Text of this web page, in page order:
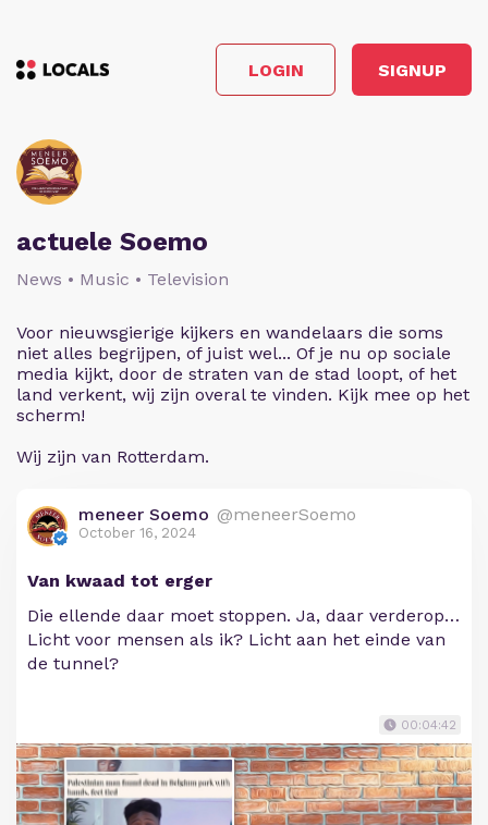
LOGIN SIGNUP
actuele Soemo
News • Music • Television
Voor nieuwsgierige kijkers en wandelaars die soms
niet alles begrijpen, of juist wel... Of je nu op sociale
media kijkt, door de straten van de stad loopt, of het
land verkent, wij zijn overal te vinden. Kijk mee op het
scherm!
Wij zijn van Rotterdam.
meneer Soemo @meneerSoemo
October 16, 2024
Van kwaad tot erger
Die ellende daar moet stoppen. Ja, daar verderop…
Licht voor mensen als ik? Licht aan het einde van
de tunnel?
00:04:42